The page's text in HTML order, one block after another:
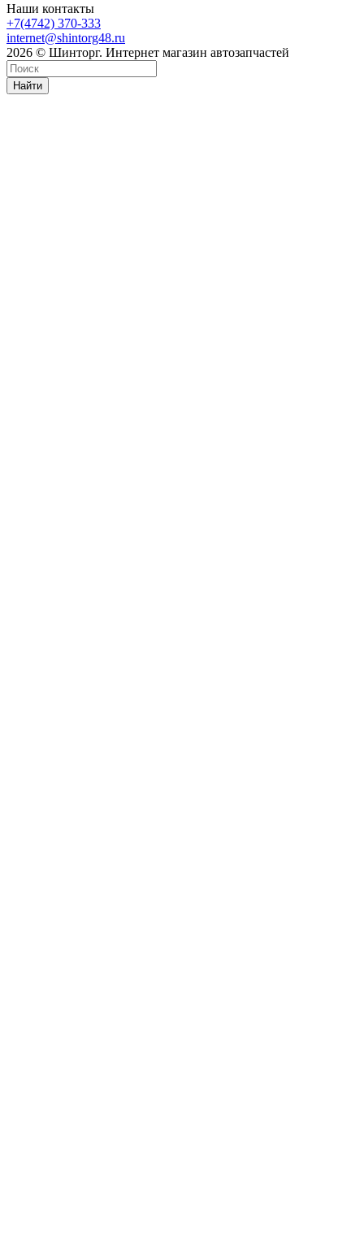
Наши контакты
+7(4742) 370-333
internet@shintorg48.ru
2026 © Шинторг. Интернет магазин автозапчастей
Найти